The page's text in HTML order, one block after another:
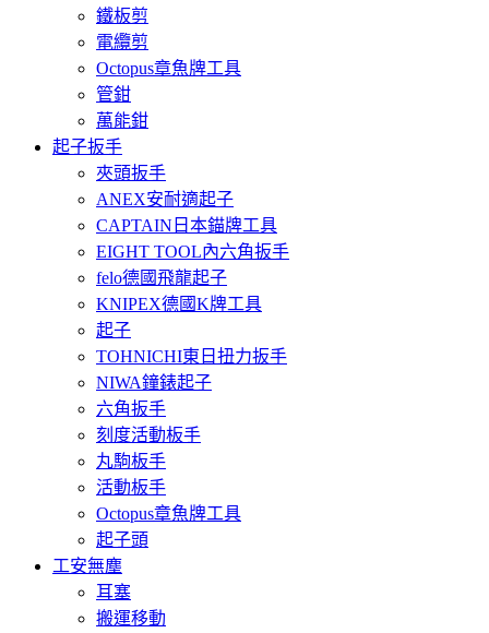
鐵板剪
電纜剪
Octopus章魚牌工具
管鉗
萬能鉗
起子扳手
夾頭扳手
ANEX安耐適起子
CAPTAIN日本錨牌工具
EIGHT TOOL內六角扳手
felo德國飛龍起子
KNIPEX德國K牌工具
起子
TOHNICHI東日扭力扳手
NIWA鐘錶起子
六角扳手
刻度活動板手
丸駒板手
活動板手
Octopus章魚牌工具
起子頭
工安無塵
耳塞
搬運移動